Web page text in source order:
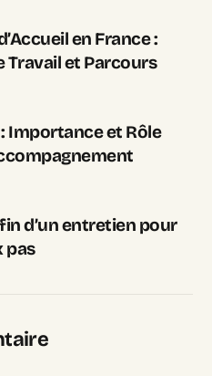
en France :
Travail et Parcours
Importance et Rôle
d’un entretien pour
pas